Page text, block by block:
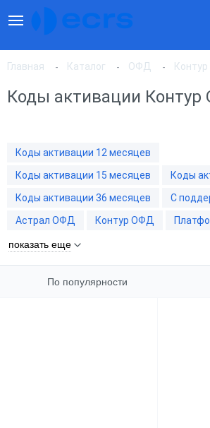
Главная Каталог ОФД
Коды активации
Коды активации 12 месяцев
Коды активации 15 месяцев
Коды
Коды активации 36 месяцев
С
Астрал ОФД
Контур ОФД
показать еще
По популярности